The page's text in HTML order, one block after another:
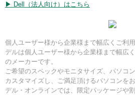
▶ Dell（法人向け）はこちら
個人ユーザー様から企業様まで幅広くご利
デルは個人ユーザー様から企業様まで幅広
のメーカーです。
ご希望のスペックやモニタサイズ、パソコ
カスタマイズし、ご満足頂けるパソコンを
デル・オンラインでは、限定パッケージや